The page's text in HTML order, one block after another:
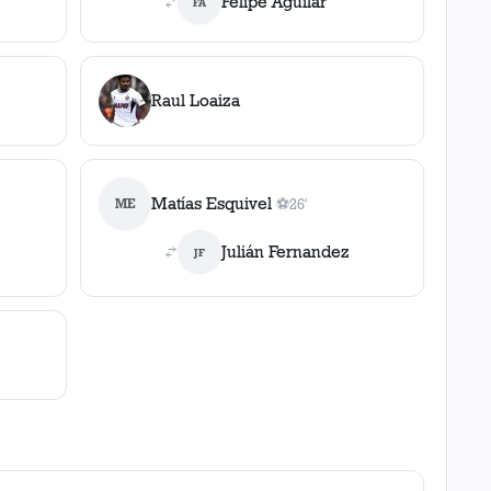
Raul Loaiza
ME Matías Esquivel ⚽
1gol
26'
JF Julián Fernandez